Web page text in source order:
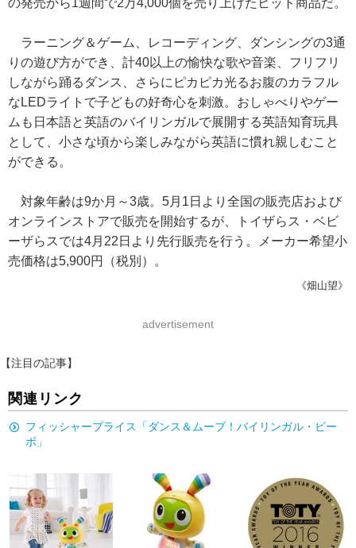
の発売から1週間で2万4,000個を売り上げたヒット商品だ。
ラーニング＆ゲーム、レコーディング、ダンシングの3通
りの遊び方ができ、計40以上の愉快な歌や音楽、フリフリ
しながら踊るダンス、さらにピカピカ光るお腹のカラフル
なLEDライトで子どもの好奇心を刺激。おしゃべりやゲー
ムも日本語と英語のバイリンガルで展開する英語知育玩具
として、小さな頃から楽しみながら英語に慣れ親しむこと
ができる。
対象年齢は9か月～3歳。5月1日より全国の販売店および
オンラインストアで販売を開始するが、トイザらス・ベビ
ーザらスでは4月22日より先行販売を行う。メーカー希望小
売価格は5,900円（税別）。
《畑山望》
advertisement
【注目の記事】
関連リンク
フィッシャープライス「ダンス＆ムーブ！バイリンガル・ビー
ボ」